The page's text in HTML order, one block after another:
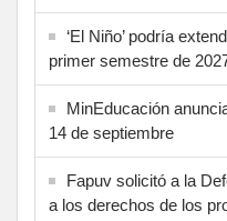
‘El Niño’ podría
primer semestre de
MinEducación
14 de septiembre
Fapuv solicitó a la
a los derechos de los